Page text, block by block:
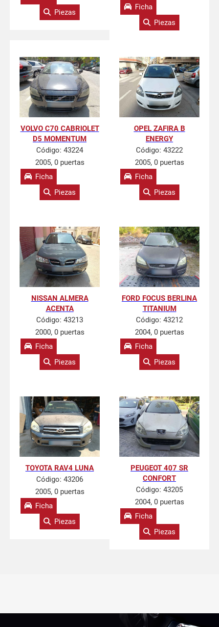
Piezas
Ficha
Piezas
VOLVO C70 CABRIOLET
D5 MOMENTUM
Código: 43224
2005, 0 puertas
Ficha
Piezas
OPEL ZAFIRA B
ENERGY
Código: 43222
2005, 0 puertas
Ficha
Piezas
NISSAN ALMERA
ACENTA
Código: 43213
2000, 0 puertas
Ficha
Piezas
FORD FOCUS BERLINA
TITANIUM
Código: 43212
2004, 0 puertas
Ficha
Piezas
TOYOTA RAV4 LUNA
Código: 43206
2005, 0 puertas
Ficha
Piezas
PEUGEOT 407 SR
CONFORT
Código: 43205
2004, 0 puertas
Ficha
Piezas